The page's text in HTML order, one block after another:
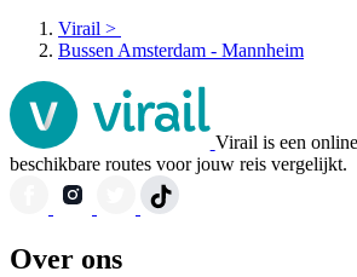
Virail >
Bussen Amsterdam - Mannheim
Virail is een
beschikbare routes voor jouw reis vergelijkt.
Over ons